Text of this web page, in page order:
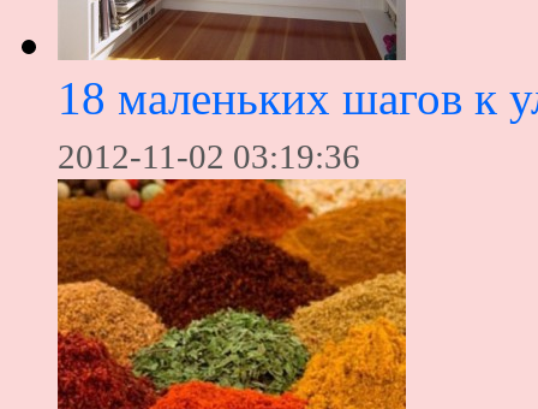
18 маленьких шагов к
2012-11-02 03:19:36